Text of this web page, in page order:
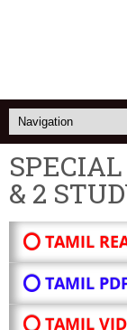
& 2
⭕ TAMIL
⭕ TAMIL
⭕ TAMIL